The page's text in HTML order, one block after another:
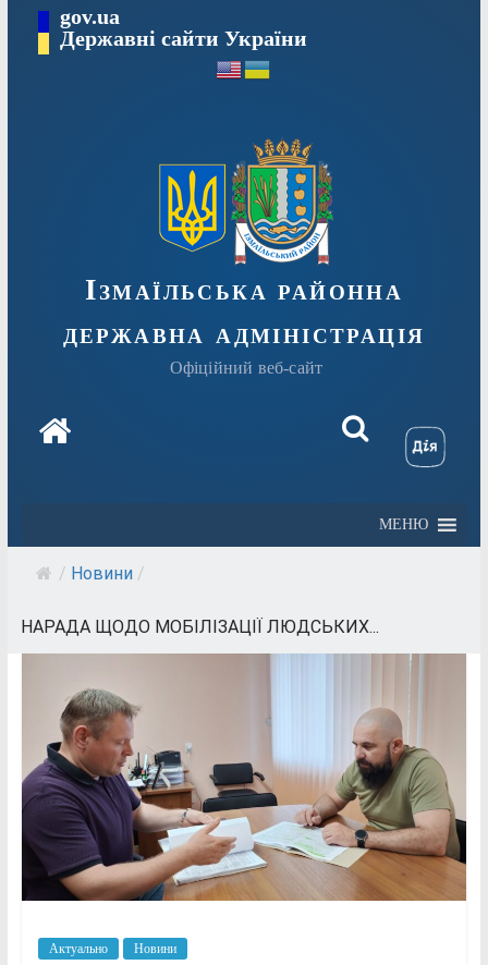
вмісту
gov.ua
Державні сайти України
Ізмаїльська районна
державна адміністрація
Офіційний веб-сайт
МЕНЮ
/ Новини /
НАРАДА ЩОДО МОБІЛІЗАЦІЇ ЛЮДСЬКИХ...
Актуально Новини